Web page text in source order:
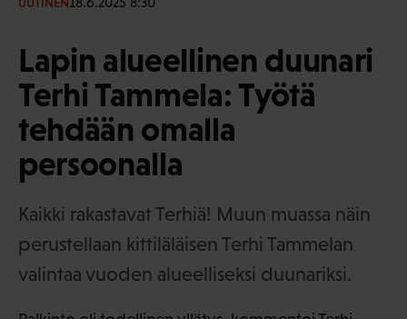
Lapin alueellinen duunari
Terhi Tammela: Työtä
tehdään omalla
persoonalla
Kaikki rakastavat Terhiä! Muun muassa näin
perustellaan kittiläläisen Terhi Tammelan
valintaa vuoden alueelliseksi duunariksi.